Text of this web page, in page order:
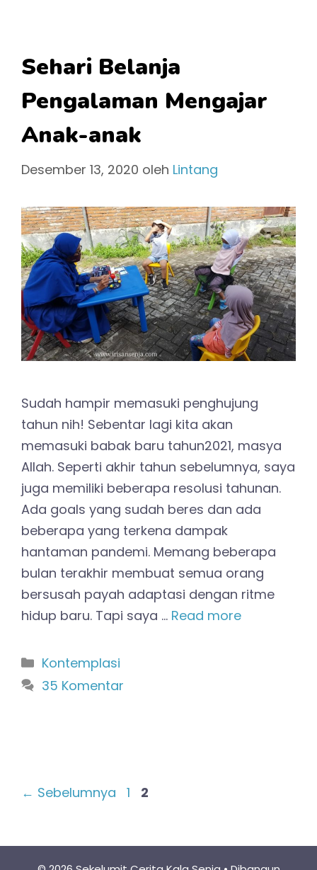
Sehari Belanja
Pengalaman Mengajar
Anak-anak
Desember 13, 2020 oleh Lintang
Sudah hampir memasuki penghujung
tahun nih! Sebentar lagi kita akan
memasuki babak baru tahun2021, masya
Allah. Seperti akhir tahun sebelumnya, saya
juga memiliki beberapa resolusi tahunan.
Ada goals yang sudah beres dan ada
beberapa yang terkena dampak
hantaman pandemi. Memang beberapa
bulan terakhir membuat semua orang
bersusah payah adaptasi dengan ritme
hidup baru. Tapi saya … Read more
Kategori
Kontemplasi
35 Komentar
← Sebelumnya Halaman
1 Halaman
2